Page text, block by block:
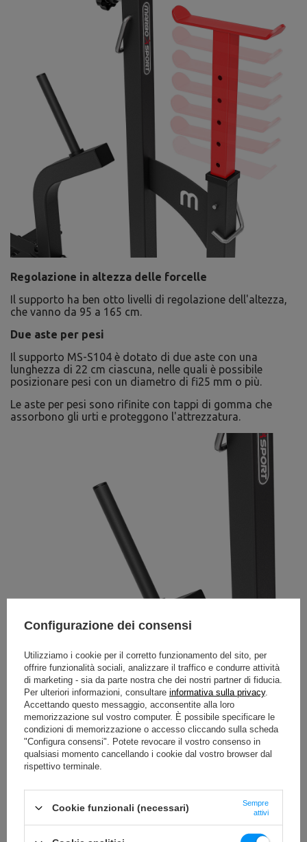
Regolazione in altezza delle forcelle
Il supporto ha ben otto livelli di regolazione dell'altezza,
che vanno da 95 a 165 cm.
Due aste per pesi
Il supporto MS-S104 è dotato di due aste con una
lunghezza di 22 cm ciascuna, nelle quali è possibile
posizionare pesi con un diametro di fi25 mm o più.
Le aste per pesi sono rifinite con tappi di gomma che
assorbono gli urti e proteggono l'attrezzatura.
Configurazione dei consensi
Utilizziamo i cookie per il corretto funzionamento del sito, per
offrire funzionalità sociali, analizzare il traffico e condurre attività
di marketing - sia da parte nostra che dei nostri partner di fiducia.
Per ulteriori informazioni, consultare informativa sulla privacy.
Accettando questo messaggio, acconsentite alla loro
memorizzazione sul vostro computer. È possibile specificare le
condizioni di memorizzazione o accesso cliccando sulla scheda
"Configura consensi". Potete revocare il vostro consenso in
qualsiasi momento cancellando i cookie dal vostro browser dal
rispettivo terminale.
Cookie funzionali (necessari)
Sempre
attivi